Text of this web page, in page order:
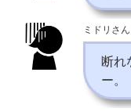
ミドリさん
断れ
ー。